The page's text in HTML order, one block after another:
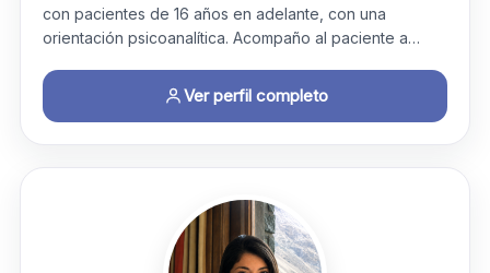
con pacientes de 16 años en adelante, con una
orientación psicoanalítica. Acompaño al paciente a…
Ver perfil completo